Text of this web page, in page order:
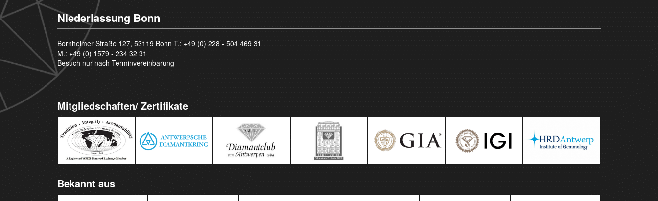
Niederlassung Bonn
Bornheimer Straße 127, 53119 Bonn T.: +49 (0) 228 - 504 469 31
M.: +49 (0) 1579 - 234 32 31
Besuch nur nach Terminvereinbarung
Mitgliedschaften/ Zertifikate
Bekannt aus